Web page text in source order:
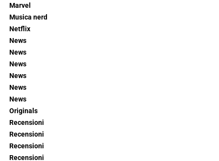
Marvel
Musica nerd
Netflix
News
News
News
News
News
News
Originals
Recensioni
Recensioni
Recensioni
Recensioni